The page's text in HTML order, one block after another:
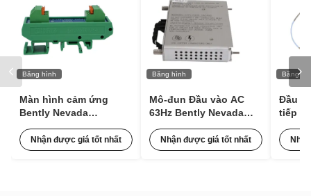
Băng hình
Màn hình cảm ứng
Bently Nevada
rộng Xung cho Giám
sát Tình trạng
Nhận được giá tốt nhất
Băng hình
Mô-đun Đầu vào AC
63Hz Bently Nevada
85 đến 264 Vac RMS
Điện áp Thấp
Nhận được giá tốt nhất
Băng
Đầu
tiếp